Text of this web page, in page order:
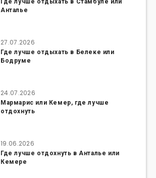
Где лучше отдыхать в Стамбуле или
Анталье
27.07.2026
Где лучше отдыхать в Белеке или
Бодруме
24.07.2026
Мармарис или Кемер, где лучше
отдохнуть
19.06.2026
Где лучше отдохнуть в Анталье или
Кемере